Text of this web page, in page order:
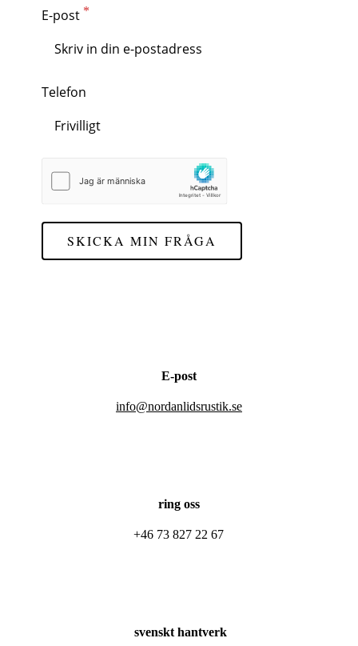
E-post
Telefon
SKICKA MIN FRÅGA
E-post
info@nordanlidsrustik.se
ring oss
+46 73 827 22 67
svenskt hantverk